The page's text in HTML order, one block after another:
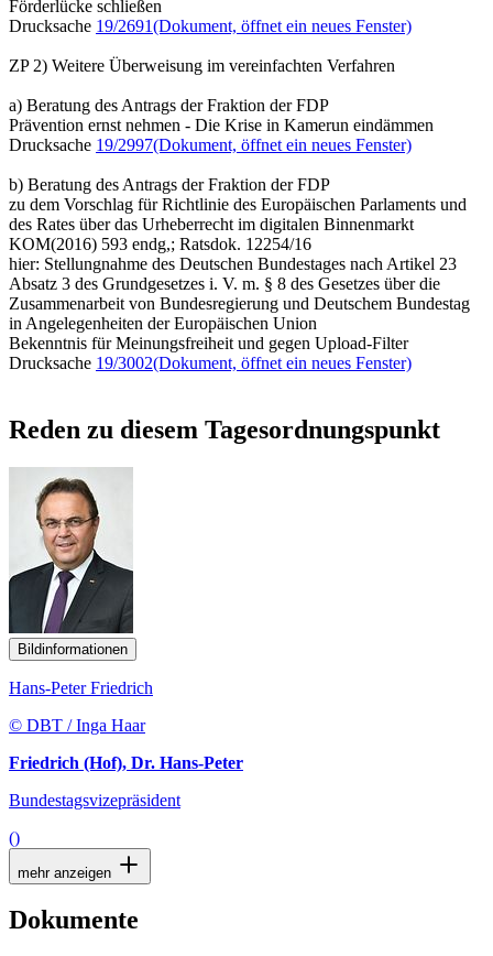
Förderlücke schließen
Drucksache 19/2691(Dokument, öffnet ein neues Fenster)
ZP 2) Weitere Überweisung im vereinfachten Verfahren
a) Beratung des Antrags der Fraktion der FDP
Prävention ernst nehmen - Die Krise in Kamerun eindämmen
Drucksache 19/2997(Dokument, öffnet ein neues Fenster)
b) Beratung des Antrags der Fraktion der FDP
zu dem Vorschlag für Richtlinie des Europäischen Parlaments und
des Rates über das Urheberrecht im digitalen Binnenmarkt
KOM(2016) 593 endg,; Ratsdok. 12254/16
hier: Stellungnahme des Deutschen Bundestages nach Artikel 23
Absatz 3 des Grundgesetzes i. V. m. § 8 des Gesetzes über die
Zusammenarbeit von Bundesregierung und Deutschem Bundestag
in Angelegenheiten der Europäischen Union
Bekenntnis für Meinungsfreiheit und gegen Upload-Filter
Drucksache 19/3002(Dokument, öffnet ein neues Fenster)
Reden zu diesem Tagesordnungspunkt
Bildinformationen
Hans-Peter Friedrich
© DBT / Inga Haar
Friedrich (Hof), Dr. Hans-Peter
Bundestagsvizepräsident
()
mehr anzeigen
Dokumente